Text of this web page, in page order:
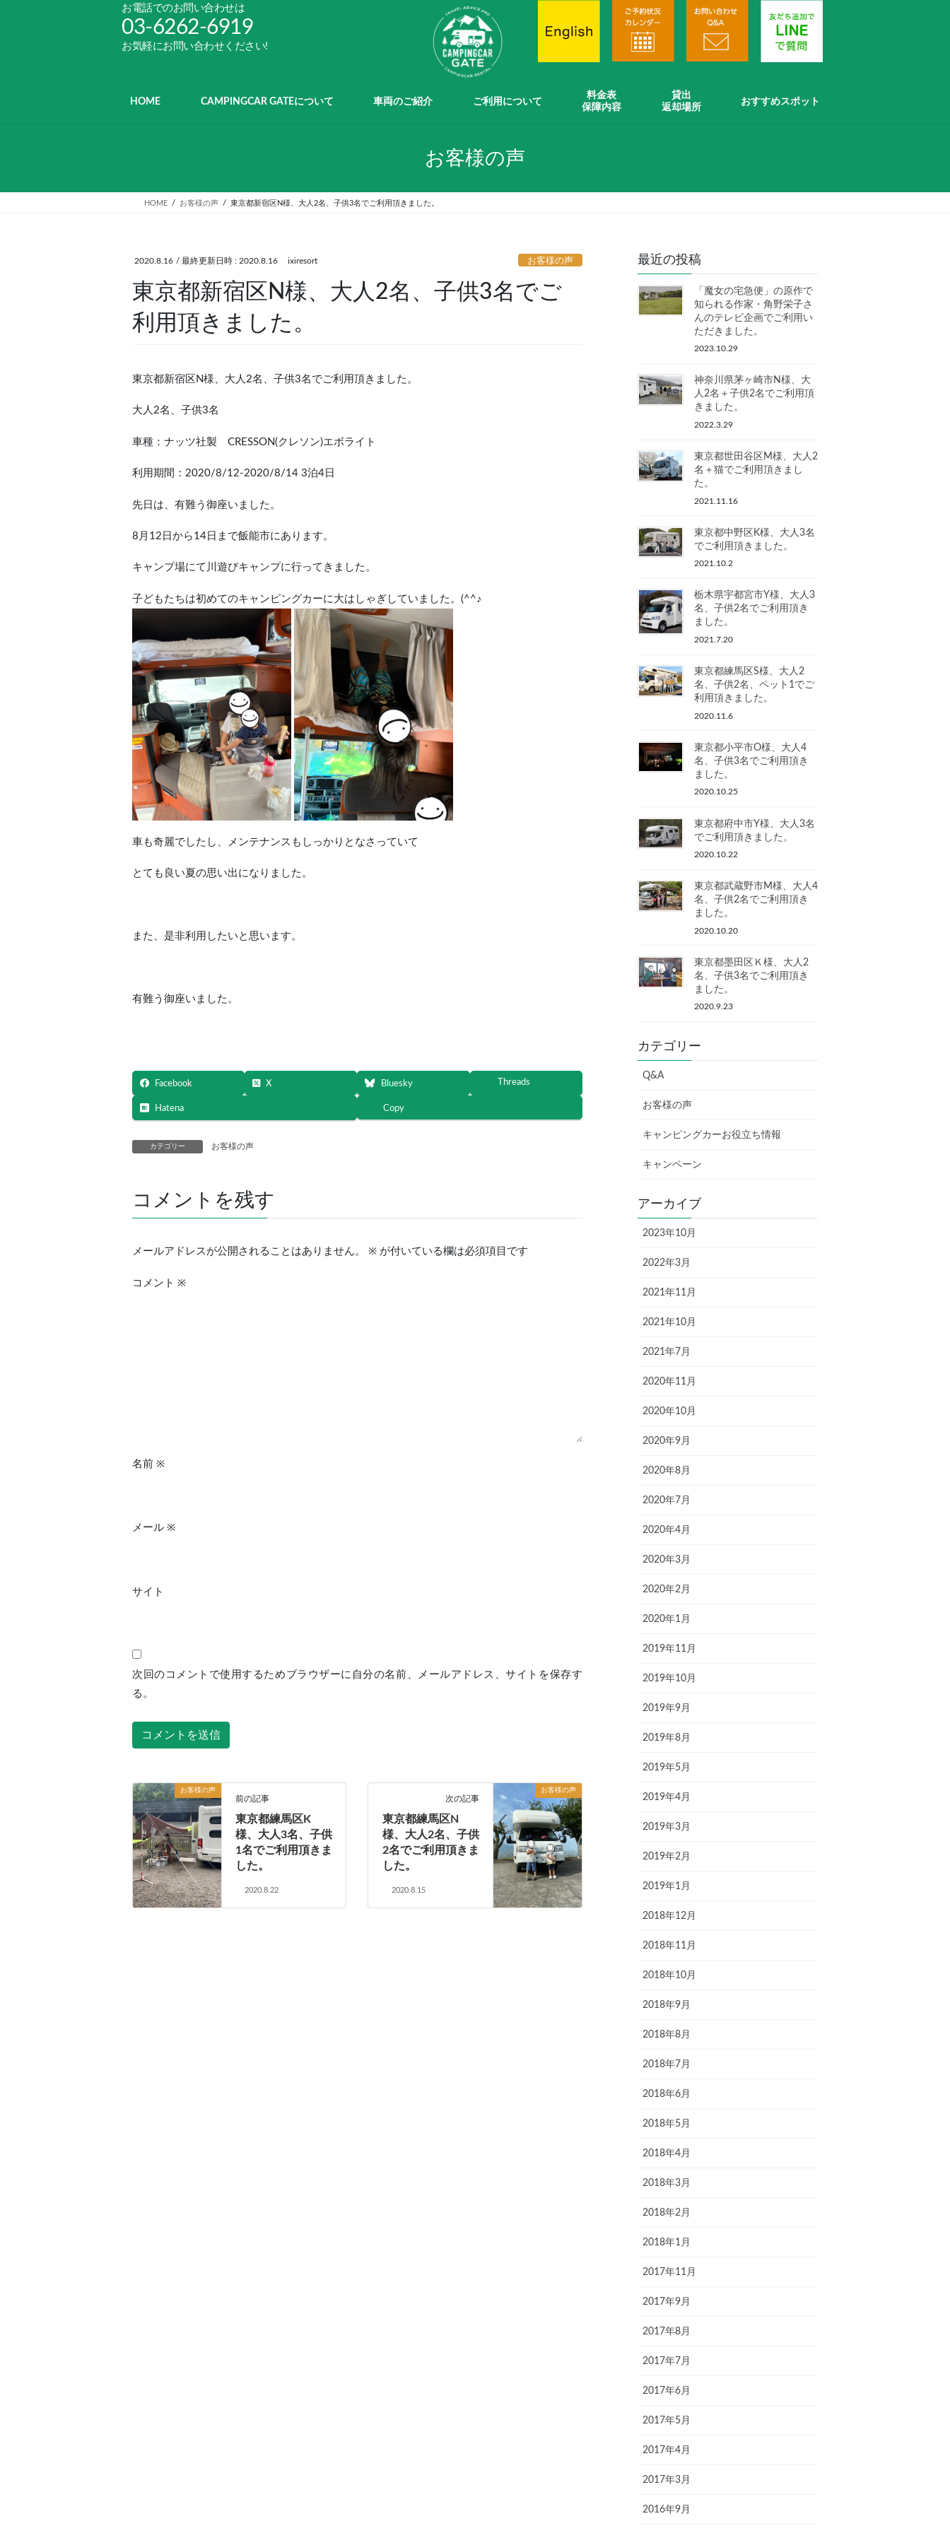
お電話でのお問い合わせは
03-6262-6919
お気軽にお問い合わせください!
HOME CAMPINGCAR GATEについて 車両のご紹介 ご利用について
料金表
保障内容
貸出
返却場所
おすすめスポット
お客様の声
HOME お客様の声 東京都新宿区N様、大人2名、子供3名でご利用頂きました。
2020.8.16 / 最終更新日時 : 2020.8.16 ixiresort お客様の声
東京都新宿区N様、大人2名、子供3名でご
利用頂きました。
東京都新宿区N様、大人2名、子供3名でご利用頂きました。
大人2名、子供3名
車種：ナッツ社製 CRESSON(クレソン)エボライト
利用期間：2020/8/12-2020/8/14 3泊4日
先日は、有難う御座いました。
8 月 12 日から 14 日まで飯能市にあります。
キャンプ場にて川遊びキャンプに行ってきました。
子どもたちは初めてのキャンピングカーに大はしゃぎしていました。 (^^♪
車も奇麗でしたし、メンテナンスもしっかりとなさっていて
とても良い夏の思い出になりました。
また、是非利用したいと思います。
有難う御座いました。
Facebook X Bluesky Threads
Hatena Copy
カテゴリー お客様の声
コメントを残す
メールアドレスが公開されることはありません。 ※ が付いている欄は必須項目です
コメント ※
名前 ※
メール ※
サイト
次回のコメントで使用するためブラウザーに自分の名前、メールアドレス、サイトを保存す
る。
お客様の声
前の記事
東京都練馬区K
様、大人3名、子供
1名でご利用頂きま
した。
2020.8.22
お客様の声
次の記事
東京都練馬区N
様、大人2名、子供
2名でご利用頂きま
した。
2020.8.15
最近の投稿
「魔女の宅急便」の原作で
知られる作家・角野栄子さ
んのテレビ企画でご利用い
ただきました。
2023.10.29
神奈川県茅ヶ崎市N様、大
人2名＋子供2名でご利用頂
きました。
2022.3.29
東京都世田谷区M様、大人2
名＋猫でご利用頂きまし
た。
2021.11.16
東京都中野区K様、大人3名
でご利用頂きました。
2021.10.2
栃木県宇都宮市Y様、大人3
名、子供2名でご利用頂き
ました。
2021.7.20
東京都練馬区S様、大人2
名、子供2名、ペット1でご
利用頂きました。
2020.11.6
東京都小平市O様、大人4
名、子供3名でご利用頂き
ました。
2020.10.25
東京都府中市Y様、大人3名
でご利用頂きました。
2020.10.22
東京都武蔵野市M様、大人4
名、子供2名でご利用頂き
ました。
2020.10.20
東京都墨田区Ｋ様、大人2
名、子供3名でご利用頂き
ました。
2020.9.23
カテゴリー
Q&A
お客様の声
キャンピングカーお役立ち情報
キャンペーン
アーカイブ
2023年10月
2022年3月
2021年11月
2021年10月
2021年7月
2020年11月
2020年10月
2020年9月
2020年8月
2020年7月
2020年4月
2020年3月
2020年2月
2020年1月
2019年11月
2019年10月
2019年9月
2019年8月
2019年5月
2019年4月
2019年3月
2019年2月
2019年1月
2018年12月
2018年11月
2018年10月
2018年9月
2018年8月
2018年7月
2018年6月
2018年5月
2018年4月
2018年3月
2018年2月
2018年1月
2017年11月
2017年9月
2017年8月
2017年7月
2017年6月
2017年5月
2017年4月
2017年3月
2016年9月